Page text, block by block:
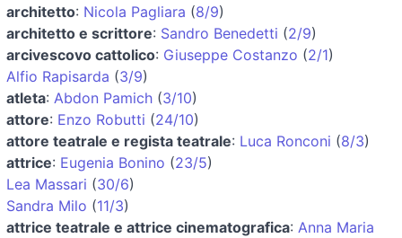
architetto: Nicola Pagliara (8/9)
architetto e scrittore: Sandro Benedetti (2/9)
arcivescovo cattolico: Giuseppe Costanzo (2/1)
Alfio Rapisarda (3/9)
atleta: Abdon Pamich (3/10)
attore: Enzo Robutti (24/10)
attore teatrale e regista teatrale: Luca Ronconi (8/3)
attrice: Eugenia Bonino (23/5)
Lea Massari (30/6)
Sandra Milo (11/3)
attrice teatrale e attrice cinematografica: Anna Maria